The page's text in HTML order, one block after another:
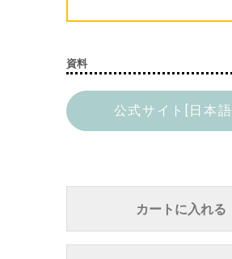
資料
公式サイト[日本語]
カートに入れる